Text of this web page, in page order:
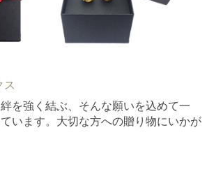
ス
を強く結ぶ、そんな願いを込めて一
います。大切な方への贈り物にいかが